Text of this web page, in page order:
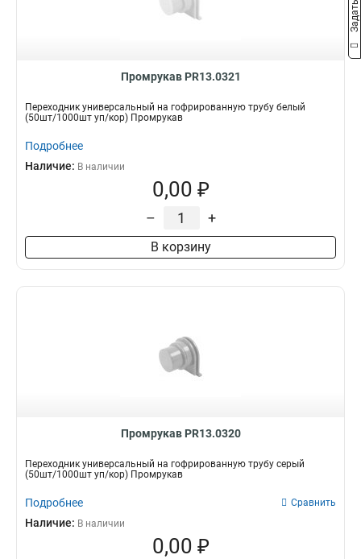
Промрукав PR13.0321
Переходник универсальный на гофрированную трубу белый
(50шт/1000шт уп/кор) Промрукав
Подробнее
Наличие: В наличии
0,00 ₽
– +
В корзину
Промрукав PR13.0320
Переходник универсальный на гофрированную трубу серый
(50шт/1000шт уп/кор) Промрукав
Подробнее Сравнить
Наличие: В наличии
0,00 ₽